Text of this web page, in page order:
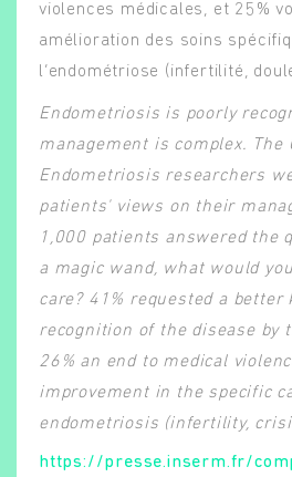
violences médicales, et 25%
amélioration des soins
l’endométriose (infertilité,
Endometriosis is poorly
management is complex. The
Endometriosis researchers
patients' views on their
1,000 patients answered the
a magic wand, what would
care? 41% requested a better
recognition of the disease by
26% an end to medical
improvement in the specific
endometriosis (infertility,
https://presse.inserm.fr/